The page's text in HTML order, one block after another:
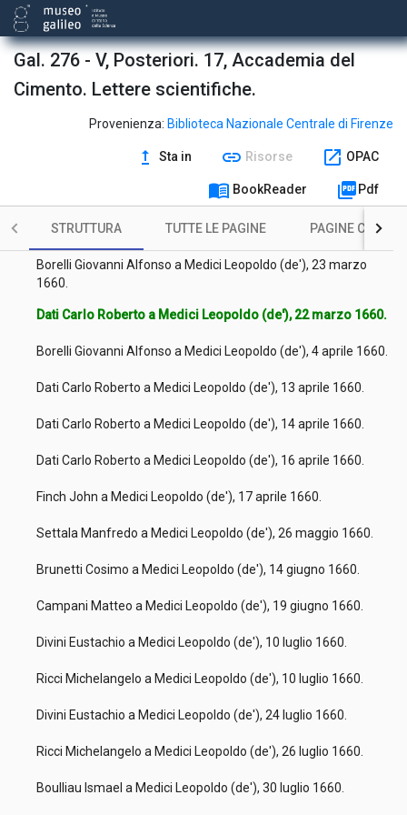
Gal. 276 - V, Posteriori. 17, Accademia del
Cimento. Lettere scientifiche.
Provenienza: Biblioteca Nazionale Centrale di Firenze
upgrade Sta in link Risorse open_in_new OPAC
menu_book BookReader picture_as_pdf Pdf
STRUTTURA TUTTE LE PAGINE PAGINE CON
Rinaldini Carlo a Medici Leopoldo (de'), [s.d.].
Borelli Giovanni Alfonso a Medici Leopoldo (de'), 2 febbraio
1660.
Borelli Giovanni Alfonso a Medici Leopoldo (de'), 16 febbraio
Borelli Giovanni Alfonso a Medici Leopoldo (de'), 16 marzo
Viviani Vincenzo a Medici Leopoldo (de'), 18 marzo 1660.
Borelli Giovanni Alfonso a Medici Leopoldo (de'), 23 marzo
1660.
Dati Carlo Roberto a Medici Leopoldo (de'), 22 marzo 1660.
Borelli Giovanni Alfonso a Medici Leopoldo (de'), 4 aprile 1660.
Dati Carlo Roberto a Medici Leopoldo (de'), 13 aprile 1660.
Dati Carlo Roberto a Medici Leopoldo (de'), 14 aprile 1660.
Dati Carlo Roberto a Medici Leopoldo (de'), 16 aprile 1660.
Finch John a Medici Leopoldo (de'), 17 aprile 1660.
Settala Manfredo a Medici Leopoldo (de'), 26 maggio 1660.
Brunetti Cosimo a Medici Leopoldo (de'), 14 giugno 1660.
Campani Matteo a Medici Leopoldo (de'), 19 giugno 1660.
Divini Eustachio a Medici Leopoldo (de'), 10 luglio 1660.
Ricci Michelangelo a Medici Leopoldo (de'), 10 luglio 1660.
Divini Eustachio a Medici Leopoldo (de'), 24 luglio 1660.
Ricci Michelangelo a Medici Leopoldo (de'), 26 luglio 1660.
Boulliau Ismael a Medici Leopoldo (de'), 30 luglio 1660.